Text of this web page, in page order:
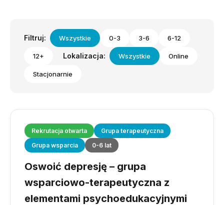
Filtruj: Wszystkie 0-3 3-6 6-12
12+ Lokalizacja: Wszystkie Online
Stacjonarnie
Rekrutacja otwarta
Grupa terapeutyczna
Grupa wsparcia
0-6 lat
Oswoić depresję – grupa
wsparciowo-terapeutyczna z
elementami psychoedukacyjnymi